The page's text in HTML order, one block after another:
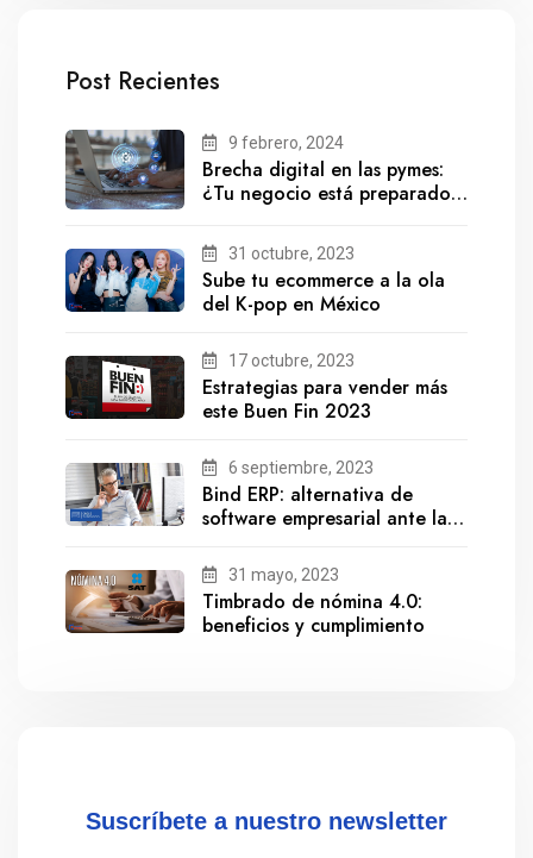
Post Recientes
9 febrero, 2024
Brecha digital en las pymes:
¿Tu negocio está preparado
31 octubre, 2023
Sube tu ecommerce a la ola
del K-pop en México
17 octubre, 2023
Estrategias para vender más
este Buen Fin 2023
6 septiembre, 2023
Bind ERP: alternativa de
software empresarial ante la
31 mayo, 2023
Timbrado de nómina 4.0:
beneficios y cumplimiento
Suscríbete a nuestro newsletter